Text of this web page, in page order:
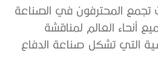
تجمع المحترفون في الصناعة
أنحاء العالم لمناقشة
التي تشكل صناعة الدفاع